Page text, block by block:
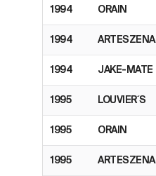
1994 ORAIN
1994 ARTESZENA
1994 JAKE-MATE
1995 LOUVIER´S
1995 ORAIN
1995 ARTESZENA